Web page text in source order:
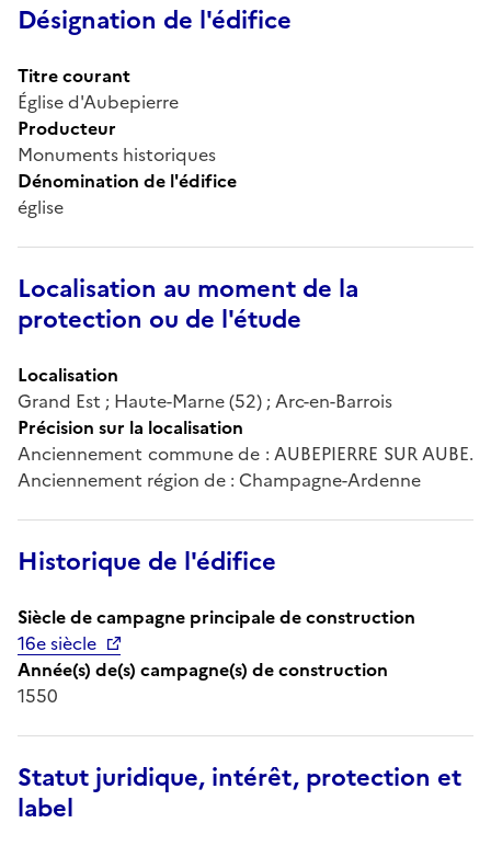
Désignation de l'édifice
Titre courant
Église d'Aubepierre
Producteur
Monuments historiques
Dénomination de l'édifice
église
Localisation au moment de la
protection ou de l'étude
Localisation
Grand Est ; Haute-Marne (52) ; Arc-en-Barrois
Précision sur la localisation
Anciennement commune de : AUBEPIERRE SUR AUBE.
Anciennement région de : Champagne-Ardenne
Historique de l'édifice
Siècle de campagne principale de construction
16e siècle
Année(s) de(s) campagne(s) de construction
1550
Statut juridique, intérêt, protection et
label